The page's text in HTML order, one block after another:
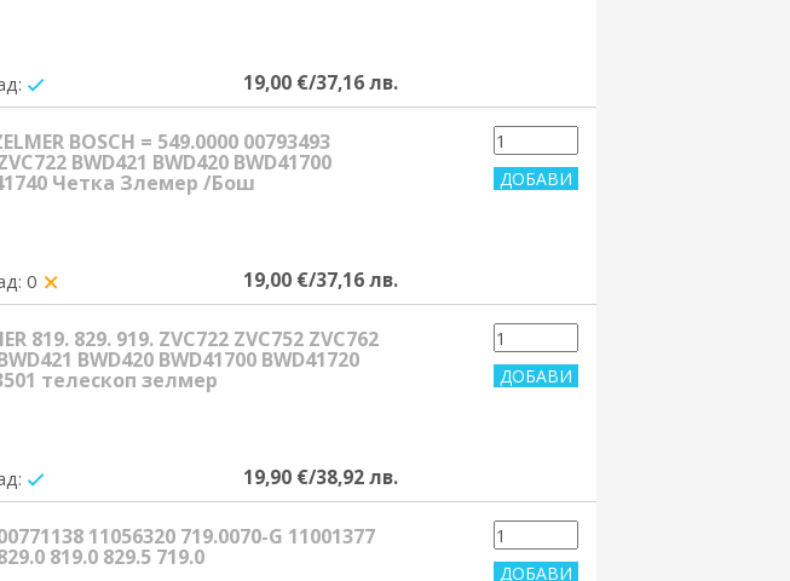
19,00 €/37,16 лв.
BOSCH = 549.0000 00793493
BWD421 BWD420 BWD41700
Четка Злемер /Бош
0 19,00 €/37,16 лв.
819. 829. 919. ZVC722 ZVC752 ZVC762
BWD420 BWD41700 BWD41720
телескоп зелмер
19,90 €/38,92 лв.
11056320 719.0070-G 11001377
819.0 829.5 719.0